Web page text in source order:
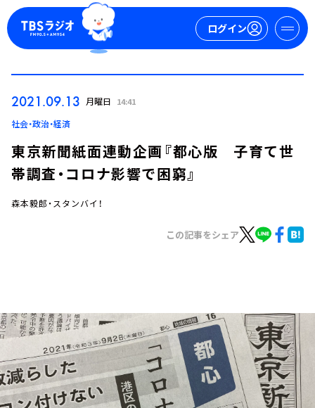
ログイン
お知らせ
イベント・グッズ
YouTube
会社情報
2021.09.13 月曜日 14:41
社会・政治・経済
東京新聞紙面連動企画『都心版 子育て世
帯調査・コロナ影響で困窮』
森本毅郎・スタンバイ！
この記事をシェア